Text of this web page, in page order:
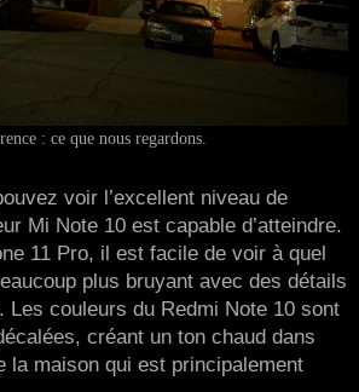
: ce que nous regardons.
voir l’excellent niveau de
Mi Note 10 est capable d’atteindre.
11 Pro, il est facile de voir à quel
plus bruyant avec des détails
Les couleurs du Redmi Note 10 sont
créant un ton chaud dans
la maison qui est principalement